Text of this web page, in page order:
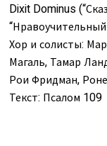
Dixit Dominus
Хор и солисты:
Магаль, Тамар
Рои Фридман,
Текст: Псалом 109